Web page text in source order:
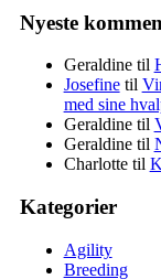
Nyeste
Geraldinetil
Josefinetil
med sine
Geraldinetil
Geraldinetil
Charlottetil
Kategorier
Agility
Breeding